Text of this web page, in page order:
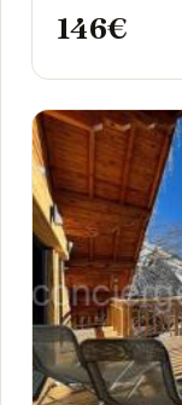
146€